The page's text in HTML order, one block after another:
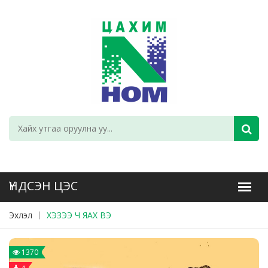
Эхлэл ХЭЗЭЭ Ч ЯАХ ВЭ
1370